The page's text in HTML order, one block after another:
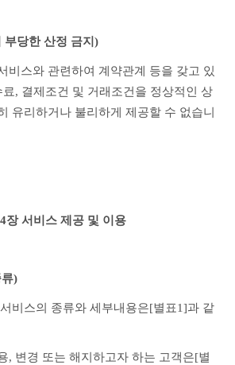
부당한 산정 금지)
비스와 관련하여 계약관계 등을 갖고 있
, 결제조건 및 거래조건을 정상적인 상
유리하거나 불리하게 제공할 수 없습니
장 서비스 제공 및 이용
)
비스의 종류와 세부내용은[별표1]과 같
, 변경 또는 해지하고자 하는 고객은[별